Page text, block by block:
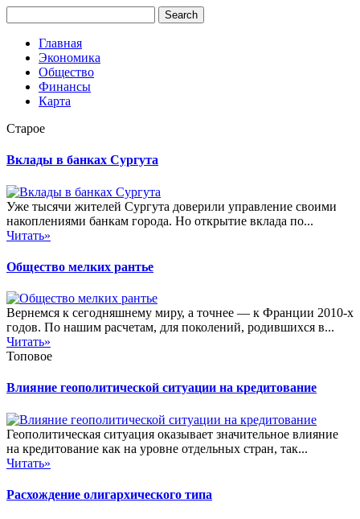
Главная
Экономика
Общество
Финансы
Карта
Старое
Вклады в банках Сургута
Уже тысячи жителей Сургута доверили управление своими
накоплениями банкам города. Но открытие вклада по...
Читать»
Общество мелких рантье
Вернемся к сегодняшнему миру, а точнее — к Франции 2010-х
годов. По нашим расчетам, для поколений, родившихся в...
Читать»
Топовое
Влияние геополитической ситуации на кредитование
Геополитическая ситуация оказывает значительное влияние
на кредитование как на уровне отдельных стран, так...
Читать»
Расхождение олигархического типа